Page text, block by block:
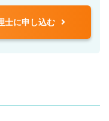
士に申し込む